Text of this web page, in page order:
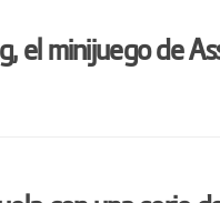
el minijuego de